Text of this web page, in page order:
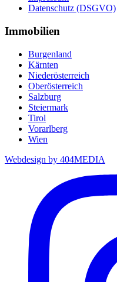
Datenschutz (DSGVO)
Immobilien
Burgenland
Kärnten
Niederösterreich
Oberösterreich
Salzburg
Steiermark
Tirol
Vorarlberg
Wien
Webdesign by 404MEDIA